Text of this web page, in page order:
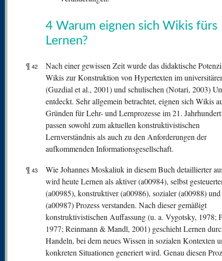
4 Warum eignen sich Wikis fürs
Lernen?
¶ 42
Nach einer gewissen Zeit wurde das didaktische
Wikis zur Konstruktion von Hypertexten im
(Guzdial et al., 2001) und schulischen (Notari, 2003)
entdeckt. Sehr allgemein betrachtet, eignen sich Wikis
Gründen für Lehr- und Lernprozesse im 21.
passen sowohl zum aktuellen konstruktivistischen
Lernverständnis als auch zu den Anforderungen der
aufkommenden Informationsgesellschaft.
¶ 43
Wie Johannes Moskaliuk in diesem Buch detaillierter
wird heute Lernen als aktiver (a00984), selbst
(a00985), konstruktiver (a00986), sozialer (a00988)
(a00987) Prozess verstanden. Nach dieser gemäßigt
konstruktivistischen Auffassung (u. a. Vygotsky, 1978;
1977; Reinmann & Mandl, 2001) geschieht Lernen
Handeln, bei dem neues Wissen in sozialen Kontexten
konkreten Situationen generiert wird. Genau diesen